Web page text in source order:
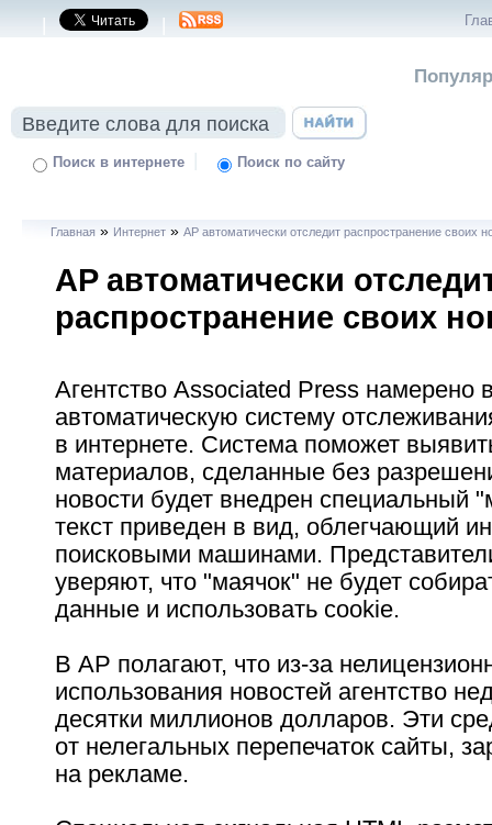
| |
Поиск в интернете | Поиск по сайту
Главная » Интернет »AP автоматически отследит распространение своих
AP автоматически
распространение своих
Агентство Associated Press намерено
автоматическую систему
в интернете. Система поможет
материалов, сделанные без
новости будет внедрен специальный
текст приведен в вид, облегчающий
поисковыми машинами.
уверяют, что "маячок" не будет
данные и использовать cookie.
В AP полагают, что из-за
использования новостей агентство
десятки миллионов долларов. Эти
от нелегальных перепечаток сайты,
на рекламе.